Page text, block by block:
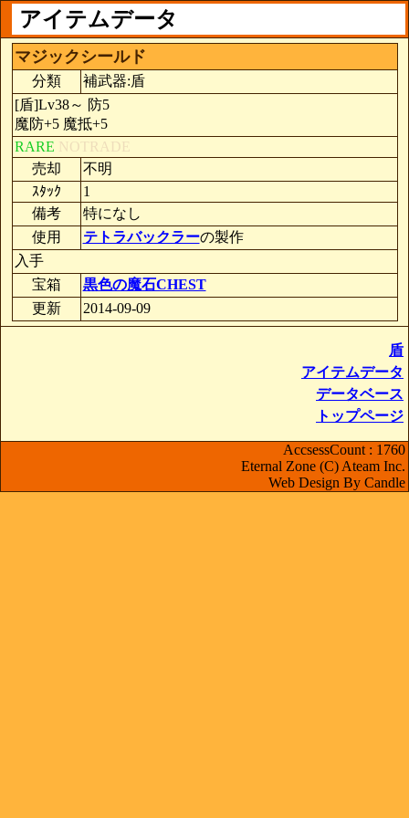
アイテムデータ
マジックシールド
分類
補武器:盾
[盾]Lv38～ 防5
魔防+5 魔抵+5
RARE NOTRADE
売却
不明
ｽﾀｯｸ
1
備考
特になし
使用
テトラバックラーの製作
入手
宝箱
黒色の魔石CHEST
更新
2014-09-09
盾
アイテムデータ
データベース
トップページ
AccsessCount : 1760
Eternal Zone (C) Ateam Inc.
Web Design By Candle